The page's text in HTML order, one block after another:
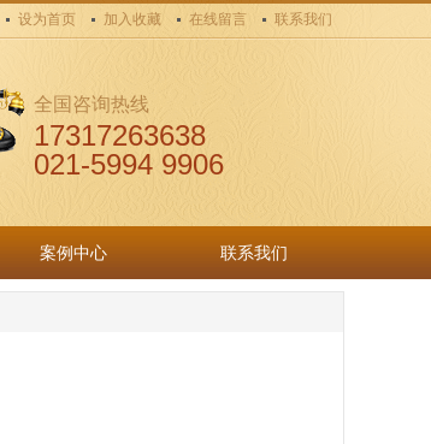
设为首页 加入收藏 在线留言 联系我们
全国咨询热线
17317263638
021-5994 9906
案例中心 联系我们